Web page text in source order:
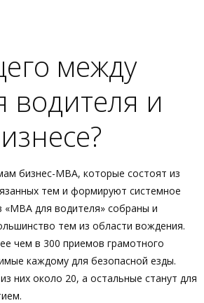
между
водителя и
бизнес-МВА, которые состоят из
тем и формируют системное
«МВА для водителя» собраны и
тем из области вождения.
чем в 300 приемов грамотного
каждому для безопасной езды.
них около 20, а остальные станут для